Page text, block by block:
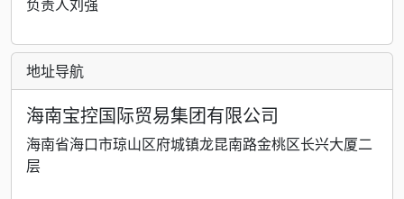
地址导航
海南宝控国际贸易集团有限公司
海南省海口市琼山区府城镇龙昆南路金桃区长兴大厦二
层